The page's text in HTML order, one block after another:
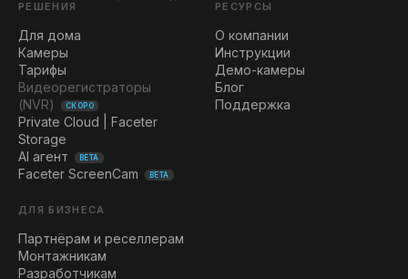
РЕШЕНИЯ
Для дома
Камеры
Тарифы
Видеорегистраторы
(NVR)
СКОРО
Private Cloud | Faceter
Storage
AI агент
BETA
Faceter ScreenCam BETA
РЕСУРСЫ
О компании
Инструкции
Демо-камеры
Блог
Поддержка
ДЛЯ БИЗНЕСА
Партнёрам и реселлерам
Монтажникам
Разработчикам